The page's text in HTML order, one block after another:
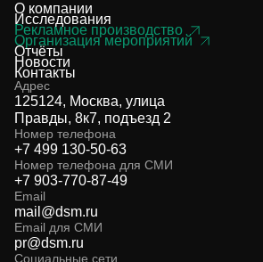
О компании
Исследования
Рекламное производство
Организация мероприятий
Отчёты
Новости
Контакты
Адрес
125124, Москва, улица
Правды, 8к7, подъезд 2
Номер телефона
+7 499 130-50-63
Номер телефона для СМИ
+7 903-770-87-49
Email
mail@dsm.ru
Email для СМИ
pr@dsm.ru
Социальные сети